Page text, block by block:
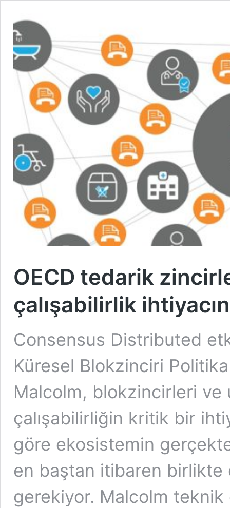
OECD tedarik
çalışabilirlik
Consensus Distributed
Küresel Blokzinciri
Malcolm, blokzincirleri ve
çalışabilirliğin kritik bir
göre ekosistemin
en baştan itibaren birlikte
gerekiyor. Malcolm